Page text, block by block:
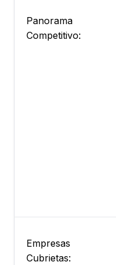
Panorama
Competitivo:
Empresas
Cubrietas: